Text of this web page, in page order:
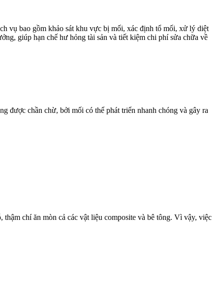
vụ bao gồm khảo sát khu vực bị mối, xác định tổ mối, xử lý diệt
giúp hạn chế hư hỏng tài sản và tiết kiệm chi phí sửa chữa về
được chần chừ, bởi mối có thể phát triển nhanh chóng và gây ra
chí ăn mòn cả các vật liệu composite và bê tông. Vì vậy, việc